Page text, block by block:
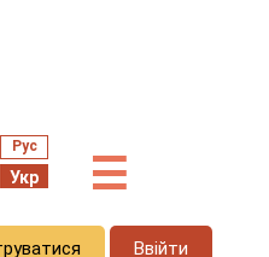
Рус
Укр ☰
Ввійти